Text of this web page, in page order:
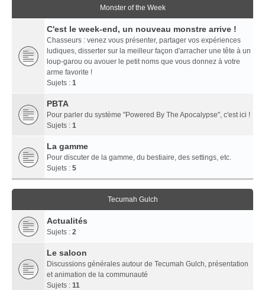
Monster of the Week
C'est le week-end, un nouveau monstre arrive !
Chasseurs : venez vous présenter, partager vos expériences
ludiques, disserter sur la meilleur façon d'arracher une tête à un
loup-garou ou avouer le petit noms que vous donnez à votre
arme favorite !
Sujets : 1
PBTA
Pour parler du système "Powered By The Apocalypse", c'est ici !
Sujets : 1
La gamme
Pour discuter de la gamme, du bestiaire, des settings, etc.
Sujets : 5
Tecumah Gulch
Actualités
Sujets : 2
Le saloon
Discussions générales autour de Tecumah Gulch, présentation
et animation de la communauté
Sujets : 11